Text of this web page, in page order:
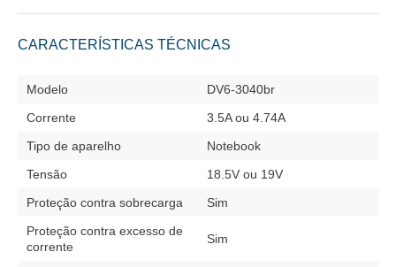
CARACTERÍSTICAS TÉCNICAS
Modelo
DV6-3040br
Corrente
3.5A ou 4.74A
Tipo de aparelho
Notebook
Tensão
18.5V ou 19V
Proteção contra sobrecarga
Sim
Proteção contra excesso de
corrente
Sim